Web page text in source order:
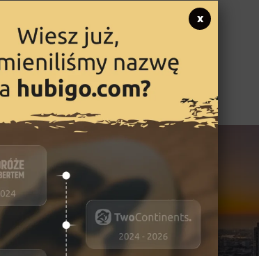
Świątynia leżącego Buddy
Wat Arun
Chao Phraya
Train Night Market
Baiyoke Sky Tower
x